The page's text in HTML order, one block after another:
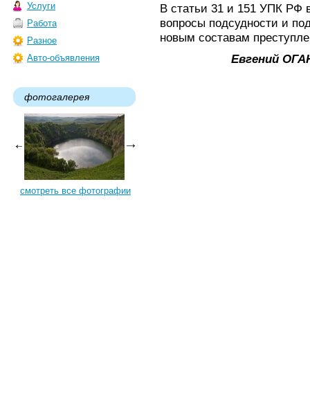
Услуги
Работа
Разное
Авто-объявления
фотогалерея
смотреть все фотографии
В статьи 31 и 151 УПК РФ
вопросы подсудности и
новым составам
Евгений